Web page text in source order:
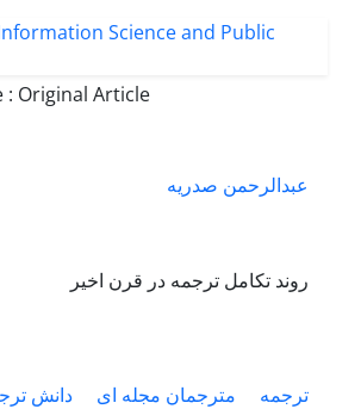
: Original Article
عبدالرحمن صدریه
روند تکامل ترجمه در قرن اخیر
ترجمه
مترجمان مجله ای دانش